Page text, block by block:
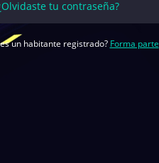
tu contraseña?
un habitante registrado? Forma parte